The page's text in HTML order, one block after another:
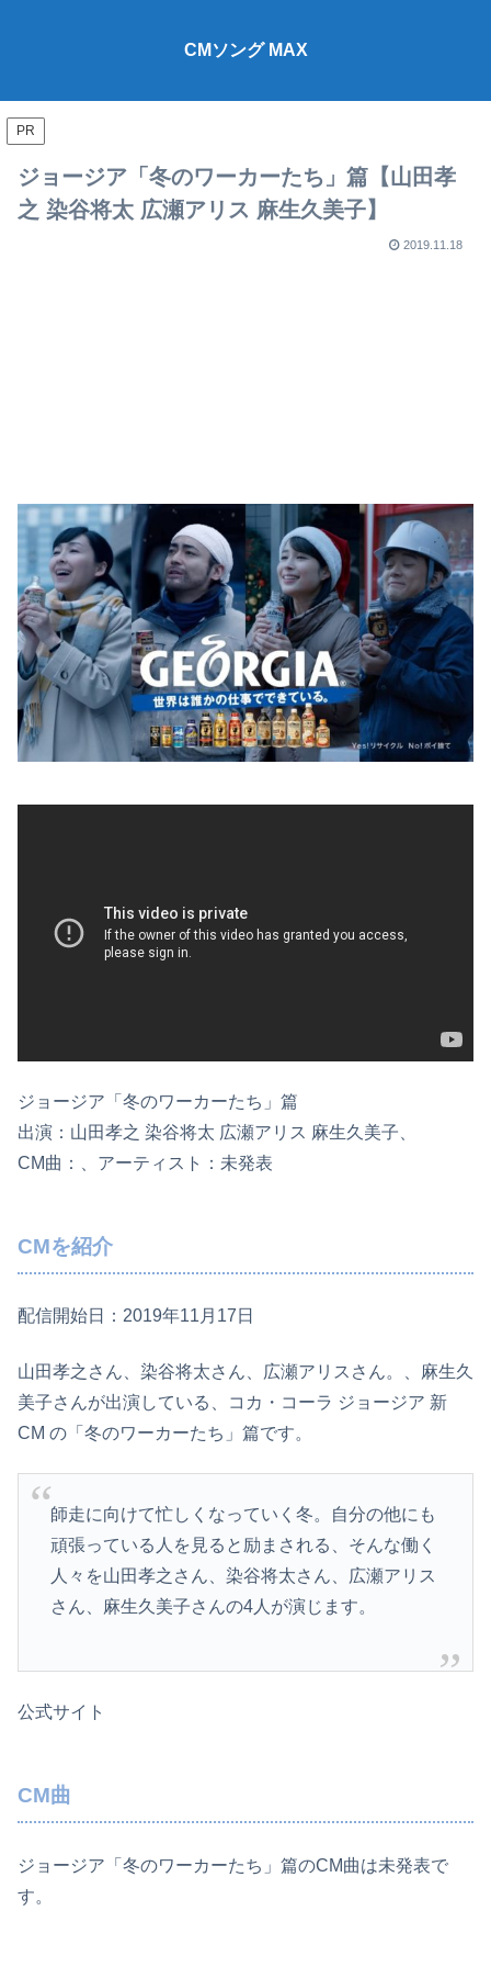
CMソング MAX
PR
ジョージア「冬のワーカーたち」篇【山田孝
之 染谷将太 広瀬アリス 麻生久美子】
2019.11.18
ジョージア「冬のワーカーたち」篇
出演：山田孝之 染谷将太 広瀬アリス 麻生久美子、
CM曲：、アーティスト：未発表
CMを紹介
配信開始日：2019年11月17日
山田孝之さん、染谷将太さん、広瀬アリスさん。、麻生久
美子さんが出演している、コカ・コーラ ジョージア 新
CM の「冬のワーカーたち」篇です。
師走に向けて忙しくなっていく冬。自分の他にも
頑張っている人を見ると励まされる、そんな働く
人々を山田孝之さん、染谷将太さん、広瀬アリス
さん、麻生久美子さんの4人が演じます。
公式サイト
CM曲
ジョージア「冬のワーカーたち」篇のCM曲は未発表で
す。